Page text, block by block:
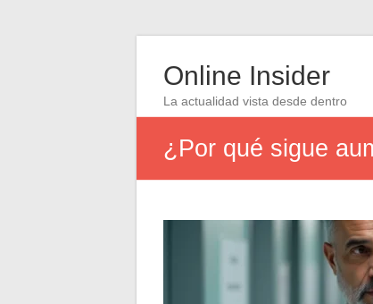
Online Insider
La actualidad vista desde dentro
¿Por qué sigue